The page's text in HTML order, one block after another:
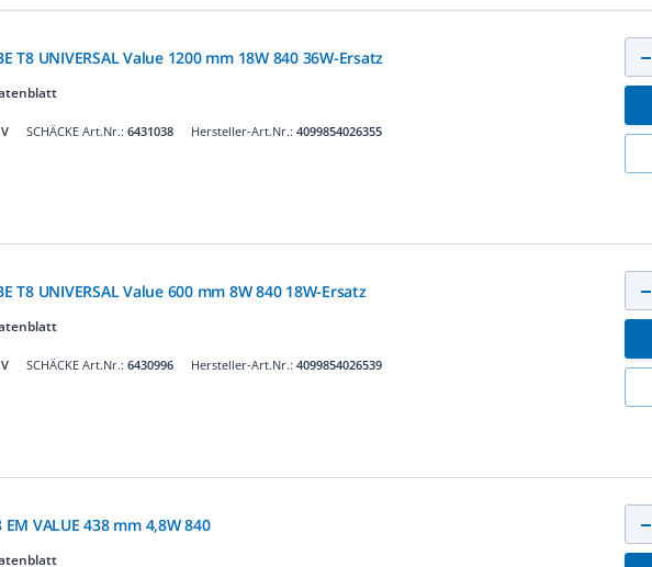
T8 UNIVERSAL Value 1200 mm 18W 840 36W-Ersatz
SCHÄCKE Art.Nr.: 6431038 Hersteller-Art.Nr.: 4099854026355
T8 UNIVERSAL Value 600 mm 8W 840 18W-Ersatz
SCHÄCKE Art.Nr.: 6430996 Hersteller-Art.Nr.: 4099854026539
EM VALUE 438 mm 4,8W 840